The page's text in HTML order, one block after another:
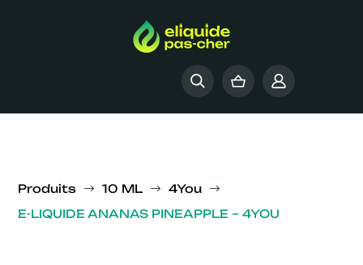
Produits $ 10 ML $ 4You $
E-LIQUIDE ANANAS PINEAPPLE – 4YOU